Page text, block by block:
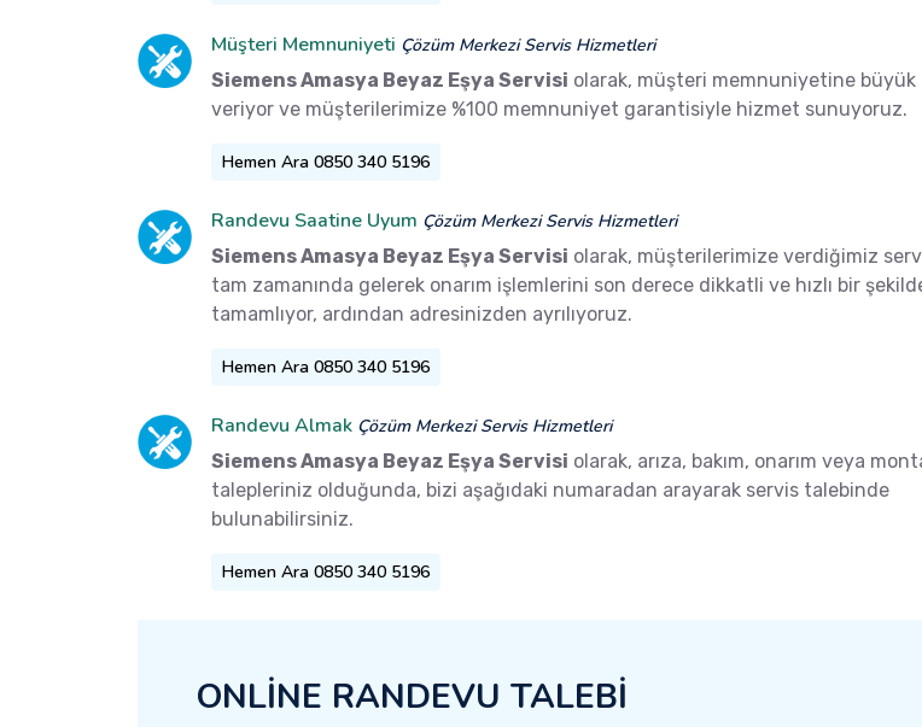
Müşteri Memnuniyeti Çözüm Merkezi Servis Hizmetleri
Siemens Amasya Beyaz Eşya Servisi olarak, müşteri memnuniyetine büyük
veriyor ve müşterilerimize %100 memnuniyet garantisiyle hizmet sunuyoruz.
Hemen Ara 0850 340 5196
Randevu Saatine Uyum Çözüm Merkezi Servis Hizmetleri
Siemens Amasya Beyaz Eşya Servisi olarak, müşterilerimize verdiğimiz
tam zamanında gelerek onarım işlemlerini son derece dikkatli ve hızlı bir
tamamlıyor, ardından adresinizden ayrılıyoruz.
Hemen Ara 0850 340 5196
Randevu Almak Çözüm Merkezi Servis Hizmetleri
Siemens Amasya Beyaz Eşya Servisi olarak, arıza, bakım, onarım veya
talepleriniz olduğunda, bizi aşağıdaki numaradan arayarak servis talebinde
bulunabilirsiniz.
Hemen Ara 0850 340 5196
ONLİNE RANDEVU TALEBİ